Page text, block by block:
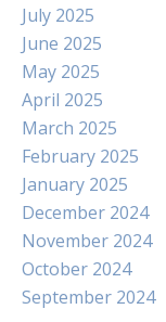
July 2025
June 2025
May 2025
April 2025
March 2025
February 2025
January 2025
December 2024
November 2024
October 2024
September 2024